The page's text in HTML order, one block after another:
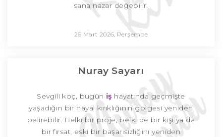
sana nazar değebilir.
26 Mart 2026, Perşembe
Nuray Sayarı
Sevgili koç, bugün iş hayatında geçmişte
yaşadığın bir hayal kırıklığının gölgesi yeniden
belirebilir. Belki bir proje, belki de bir kişi ya da
bir fırsat, eski bir başarısızlığını yeniden